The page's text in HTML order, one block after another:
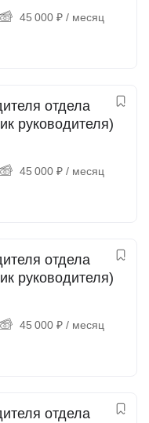
45 000 ₽ / месяц
отдела
руководителя)
45 000 ₽ / месяц
отдела
руководителя)
45 000 ₽ / месяц
отдела